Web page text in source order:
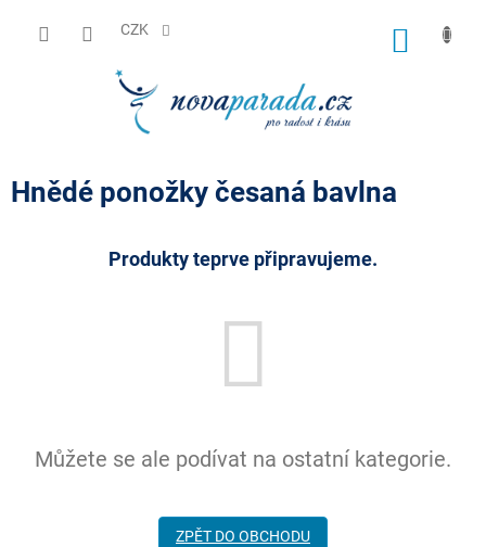
CZK
Hnědé ponožky česaná bavlna
Produkty teprve připravujeme.
Můžete se ale podívat na ostatní kategorie.
ZPĚT DO OBCHODU